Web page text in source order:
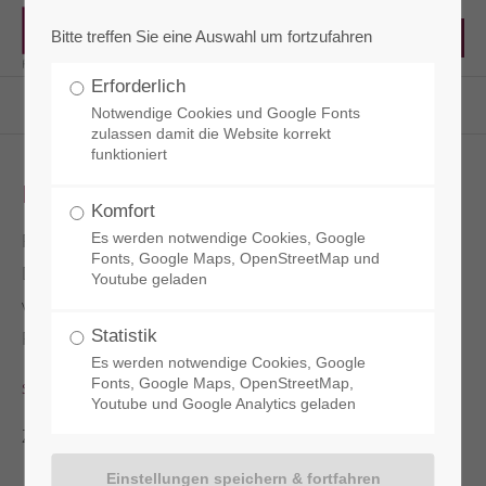
RCT - Reisacher Chemie & Technik
Glossar Begriff
Fasern
Fasern
bestehen aus Glas, Stahl oder Polypropylen.
Diese werden demBeton beigemischt und
verbessern die
Festigkeit, die Druckwerte und die Zugwerte.
s. Fasertechnologie
Zurück
Bitte treffen Sie eine Auswahl um fortzufahren
Erforderlich
Notwendige Cookies und Google Fonts
zulassen damit die Website korrekt
funktioniert
Komfort
Es werden notwendige Cookies, Google
Fonts, Google Maps, OpenStreetMap und
Youtube geladen
Statistik
Es werden notwendige Cookies, Google
Fonts, Google Maps, OpenStreetMap,
Youtube und Google Analytics geladen